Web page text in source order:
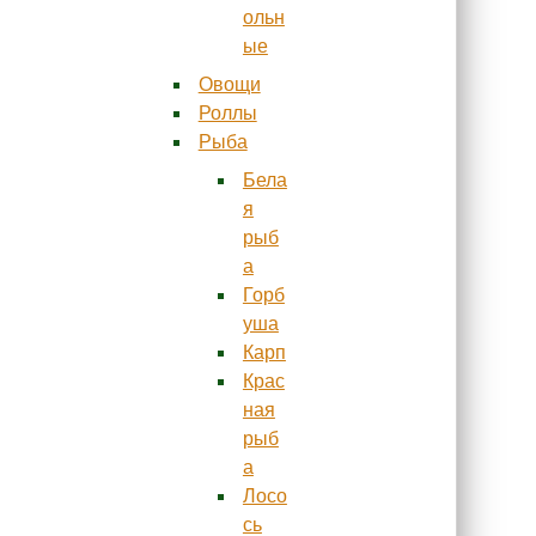
ольн
ые
Овощи
Роллы
Рыба
Бела
я
рыб
а
Горб
уша
Карп
Крас
ная
рыб
а
Лосо
сь